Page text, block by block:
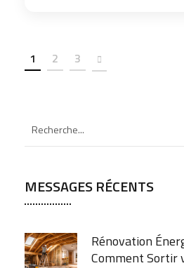
Comment Sortir
Passoires
Mise aux